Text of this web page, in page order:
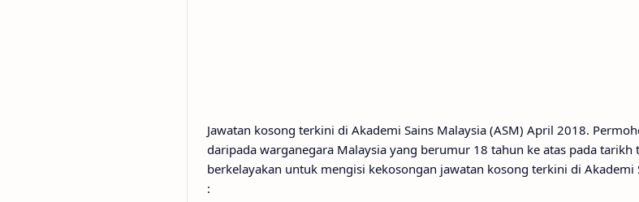
Jawatan kosong terkini di Akademi Sains Malaysia (ASM) April 2018.
daripada warganegara Malaysia yang berumur 18 tahun ke atas pada tarikh
berkelayakan untuk mengisi kekosongan jawatan kosong terkini di Akademi
: